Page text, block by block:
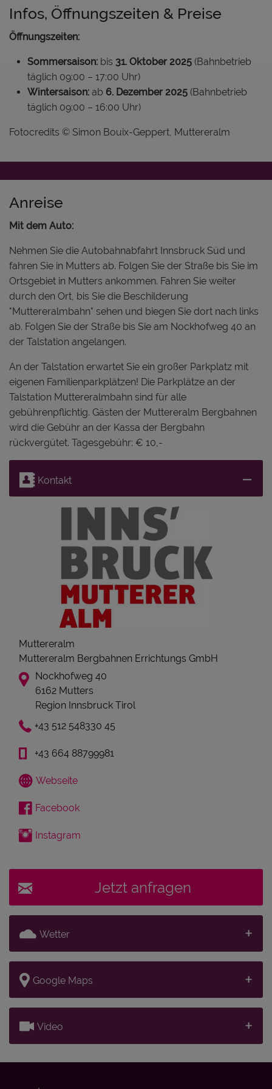
Infos, Öffnungszeiten & Preise
Öffnungszeiten:
Sommersaison: bis 31. Oktober 2025 (Bahnbetrieb
täglich 09:00 – 17:00 Uhr)
Wintersaison: ab 6. Dezember 2025 (Bahnbetrieb
täglich 09:00 – 16:00 Uhr)
Fotocredits © Simon Bouix-Geppert, Muttereralm
Anreise
Mit dem Auto:
Nehmen Sie die Autobahnabfahrt Innsbruck Süd und
fahren Sie in Mutters ab. Folgen Sie der Straße bis Sie im
Ortsgebiet in Mutters ankommen. Fahren Sie weiter
durch den Ort, bis Sie die Beschilderung
"Muttereralmbahn" sehen und biegen Sie dort nach links
ab. Folgen Sie der Straße bis Sie am Nockhofweg 40 an
der Talstation angelangen.
An der Talstation erwartet Sie ein großer Parkplatz mit
eigenen Familienparkplätzen! Die Parkplätze an der
Talstation Muttereralmbahn sind für alle
gebührenpflichtig. Gästen der Muttereralm Bergbahnen
wird die Gebühr an der Kassa der Bergbahn
rückvergütet. Tagesgebühr: € 10,-
Kontakt
Muttereralm
Muttereralm Bergbahnen Errichtungs GmbH
Nockhofweg 40
6162 Mutters
Region Innsbruck Tirol
+43 512 548330 45
+43 664 88799981
Webseite
Facebook
Instagram
Jetzt anfragen
Wetter
Google Maps
Video